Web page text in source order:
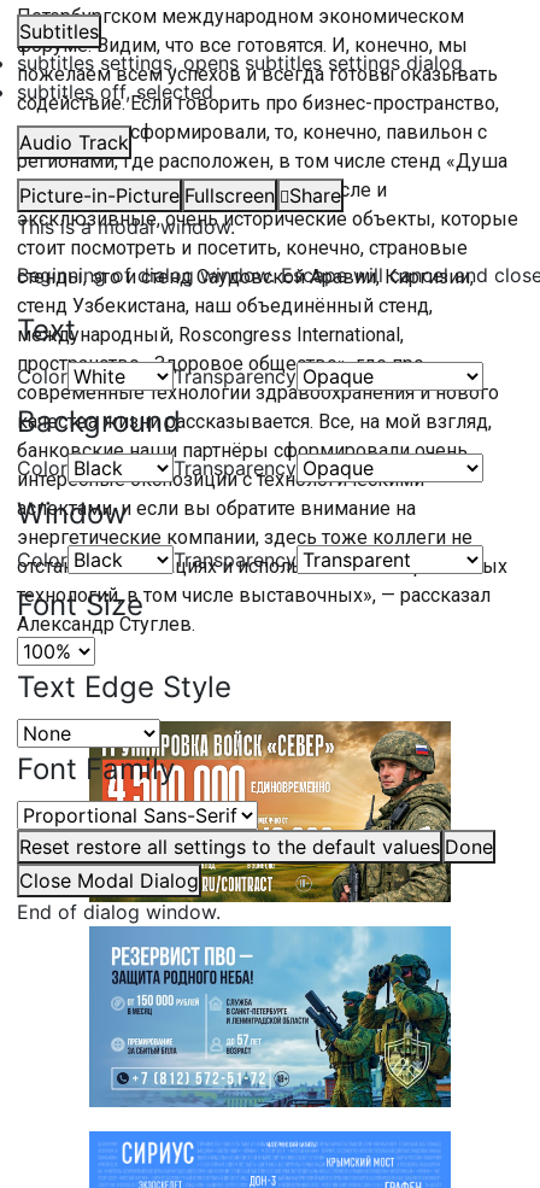
Subtitles
subtitles settings, opens subtitles settings dialog
subtitles off, selected
Audio Track
Picture-in-Picture Fullscreen
Share
This is a modal window.
Beginning of dialog window. Escape will cancel and
Text
Color Transparency
Background
Color Transparency
Window
Color Transparency
Font Size
Text Edge Style
Font Family
Reset restore all settings to the default values Done
Close Modal Dialog
End of dialog window.
Петербургском международном экономическом
форуме. Видим, что все готовятся. И, конечно, мы
пожелаем всем успехов и всегда готовы оказывать
содействие. Если говорить про бизнес-пространство,
которое мы сформировали, то, конечно, павильон с
регионами, где расположен, в том числе стенд «Душа
России», представляющий в том числе и
эксклюзивные, очень исторические объекты, которые
стоит посмотреть и посетить, конечно, страновые
стенды, это и стенд Саудовской Аравии, Киргизии,
стенд Узбекистана, наш объединённый стенд,
международный, Roscongress International,
пространство «Здоровое общество», где про
современные технологии здравоохранения и нового
качества жизни рассказывается. Все, на мой взгляд,
банковские наши партнёры сформировали очень
интересные экспозиции с технологическими
аспектами, и если вы обратите внимание на
энергетические компании, здесь тоже коллеги не
отстают в инновациях и использовании современных
технологий, в том числе выставочных», — рассказал
Александр Стуглев.